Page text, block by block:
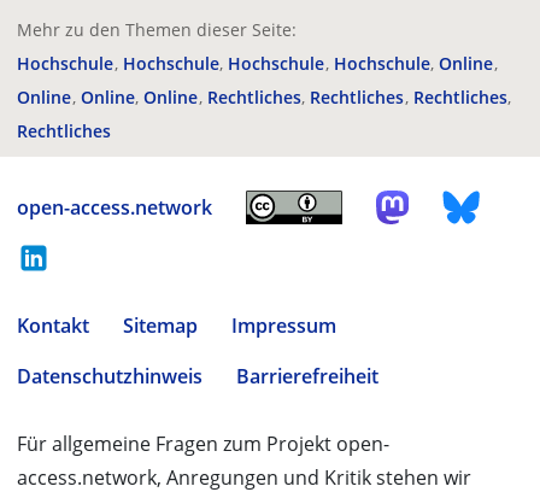
Mehr zu den Themen dieser Seite:
Hochschule Hochschule Hochschule Hochschule Online
Online Online Online Rechtliches Rechtliches Rechtliches
Rechtliches
open-access.network
Kontakt Sitemap
Impressum
Datenschutzhinweis
Barrierefreiheit
Für allgemeine Fragen zum Projekt open-
access.network, Anregungen und Kritik stehen wir